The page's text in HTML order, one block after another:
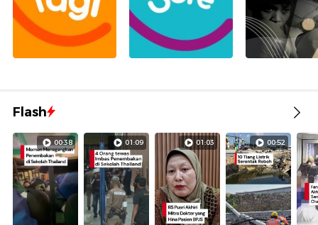
Flash
00:38 01:09 01:03 00:52